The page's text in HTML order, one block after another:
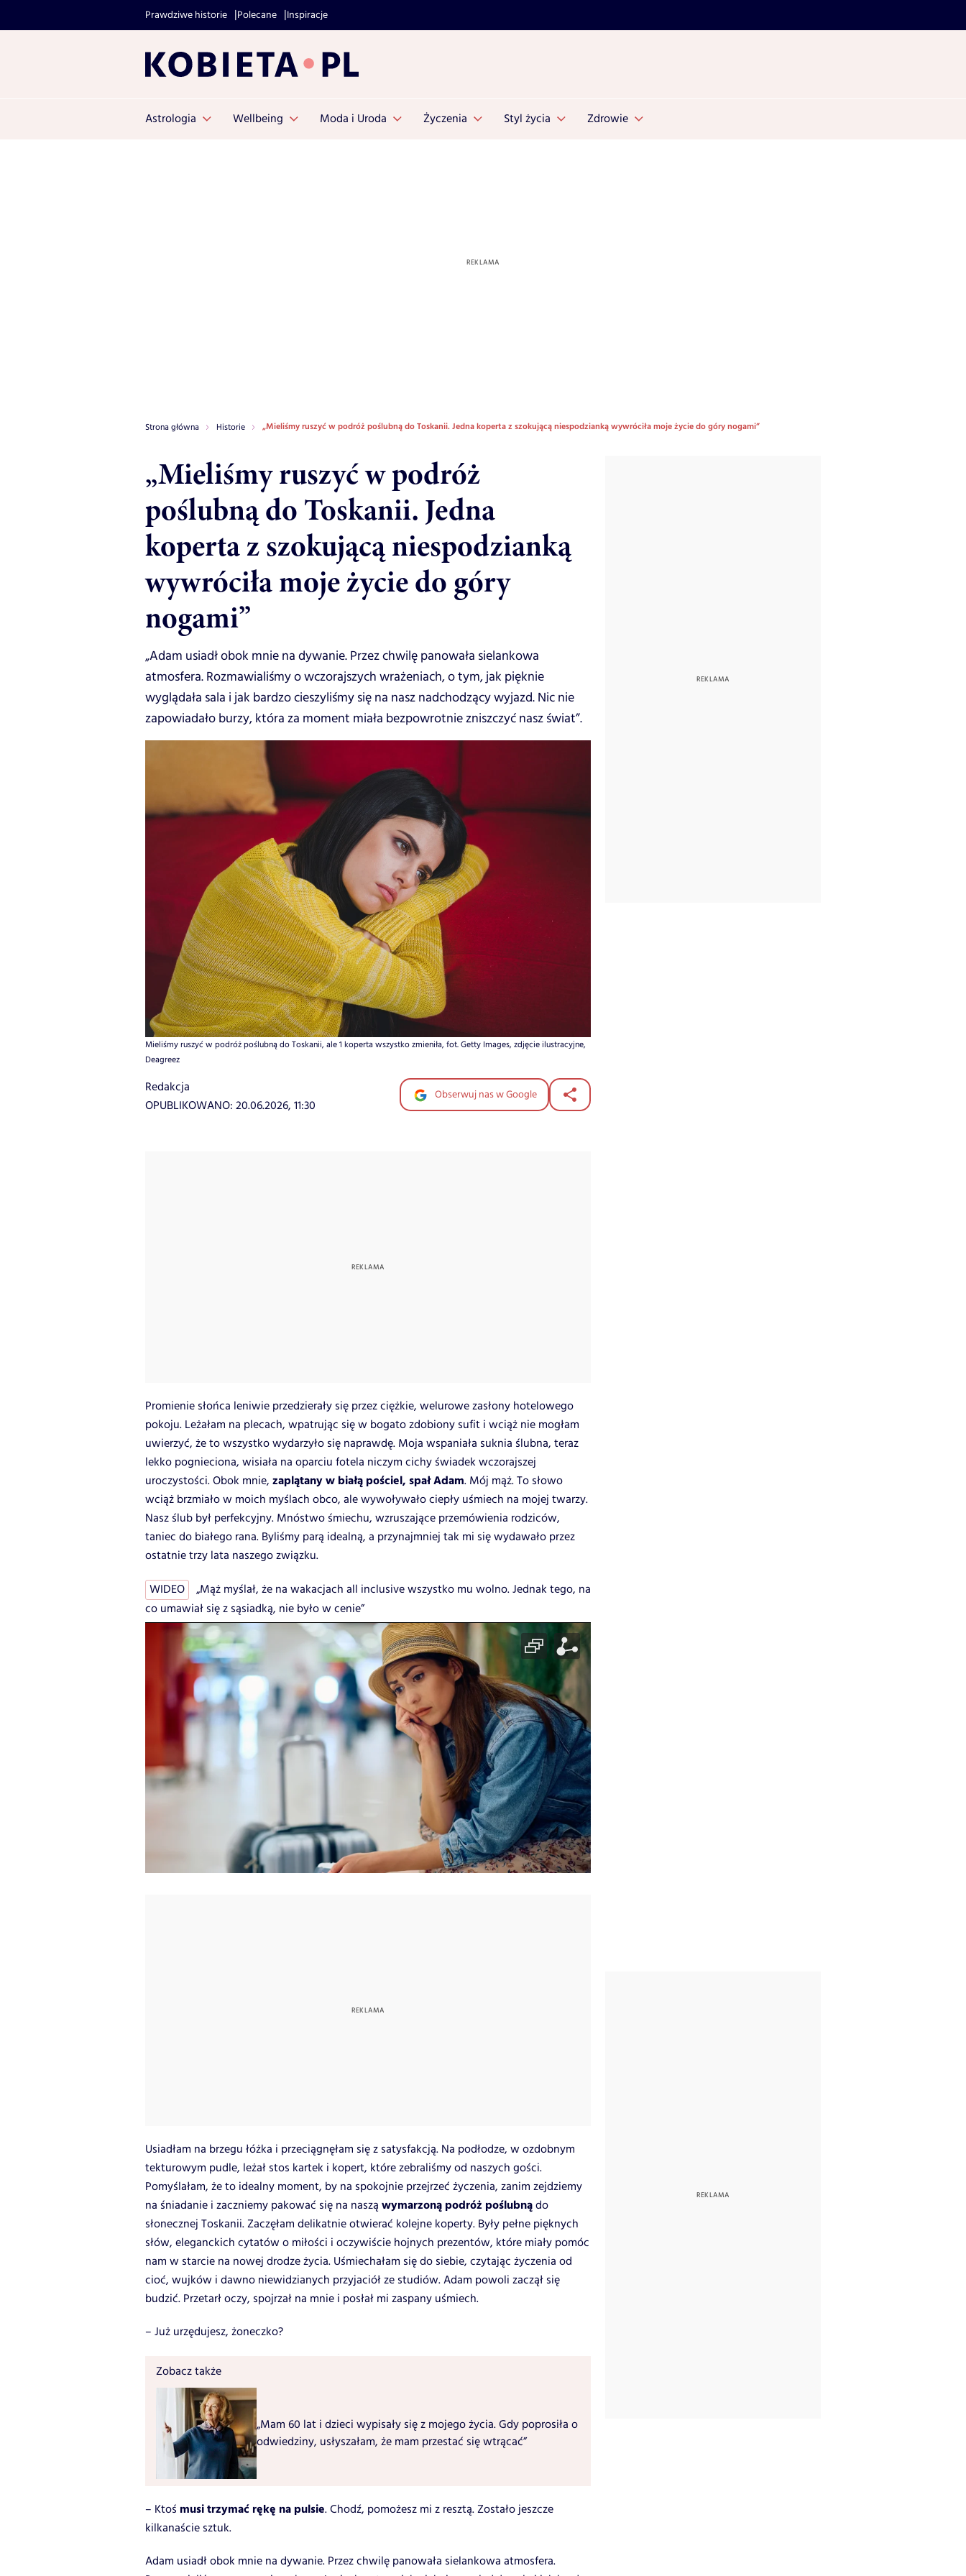
Prawdziwe historie Polecane Inspiracje
Astrologia Wellbeing Moda i Uroda Życzenia Styl życia Zdrowie
Strona główna Historie „Mieliśmy ruszyć w podróż poślubną do Toskanii. Jedna koperta z szokującą niespodzianką wywróciła moje życie do góry nogami”
„Mieliśmy ruszyć w podróż
poślubną do Toskanii. Jedna
koperta z szokującą niespodzianką
wywróciła moje życie do góry
nogami”
„Adam usiadł obok mnie na dywanie. Przez chwilę panowała sielankowa
atmosfera. Rozmawialiśmy o wczorajszych wrażeniach, o tym, jak pięknie
wyglądała sala i jak bardzo cieszyliśmy się na nasz nadchodzący wyjazd. Nic nie
zapowiadało burzy, która za moment miała bezpowrotnie zniszczyć nasz świat”.
Mieliśmy ruszyć w podróż poślubną do Toskanii, ale 1 koperta wszystko zmieniła, fot. Getty Images, zdjęcie ilustracyjne,
Deagreez
Redakcja
OPUBLIKOWANO: 20.06.2026, 11:30
Obserwuj nas w Google
Promienie słońca leniwie przedzierały się przez ciężkie, welurowe zasłony hotelowego
pokoju. Leżałam na plecach, wpatrując się w bogato zdobiony sufit i wciąż nie mogłam
uwierzyć, że to wszystko wydarzyło się naprawdę. Moja wspaniała suknia ślubna, teraz
lekko pognieciona, wisiała na oparciu fotela niczym cichy świadek wczorajszej
uroczystości. Obok mnie, zaplątany w białą pościel, spał Adam. Mój mąż. To słowo
wciąż brzmiało w moich myślach obco, ale wywoływało ciepły uśmiech na mojej twarzy.
Nasz ślub był perfekcyjny. Mnóstwo śmiechu, wzruszające przemówienia rodziców,
taniec do białego rana. Byliśmy parą idealną, a przynajmniej tak mi się wydawało przez
ostatnie trzy lata naszego związku.
WIDEO
„Mąż myślał, że na wakacjach all inclusive wszystko mu wolno. Jednak tego, na
co umawiał się z sąsiadką, nie było w cenie”
Usiadłam na brzegu łóżka i przeciągnęłam się z satysfakcją. Na podłodze, w ozdobnym
tekturowym pudle, leżał stos kartek i kopert, które zebraliśmy od naszych gości.
Pomyślałam, że to idealny moment, by na spokojnie przejrzeć życzenia, zanim zejdziemy
na śniadanie i zaczniemy pakować się na naszą wymarzoną podróż poślubnądo
słonecznej Toskanii. Zaczęłam delikatnie otwierać kolejne koperty. Były pełne pięknych
słów, eleganckich cytatów o miłości i oczywiście hojnych prezentów, które miały pomóc
nam w starcie na nowej drodze życia. Uśmiechałam się do siebie, czytając życzenia od
cioć, wujków i dawno niewidzianych przyjaciół ze studiów. Adam powoli zaczął się
budzić. Przetarł oczy, spojrzał na mnie i posłał mi zaspany uśmiech.
– Już urzędujesz, żoneczko?
Zobacz także
„Mam 60 lat i dzieci wypisały się z mojego życia. Gdy poprosiła o
odwiedziny, usłyszałam, że mam przestać się wtrącać”
– Ktoś musi trzymać rękę na pulsie. Chodź, pomożesz mi z resztą. Zostało jeszcze
kilkanaście sztuk.
Adam usiadł obok mnie na dywanie. Przez chwilę panowała sielankowa atmosfera.